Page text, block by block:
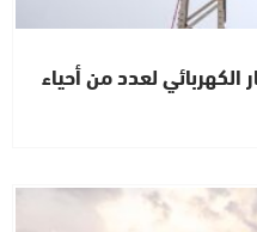
الكهربائي لعدد من أحياء